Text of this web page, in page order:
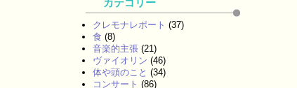
カテゴリー
クレモナレポート (37)
食 (8)
音楽的主張 (21)
ヴァイオリン (46)
体や頭のこと (34)
コンサート (86)